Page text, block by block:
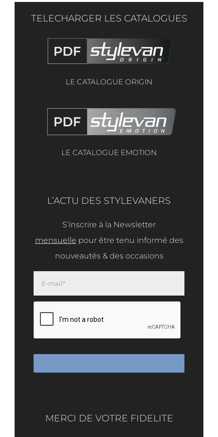
TELECHARGER LES CATALOGUES
LE CATALOGUE ORIGIN
LE CATALOGUE EMOTION
L’ACTU DES STYLEVANERS
S’inscrire à la Newsletter
mensuelle pour être tenu informé des
nouveautés & des occasions
MERCI DE VOTRE FIDELITE